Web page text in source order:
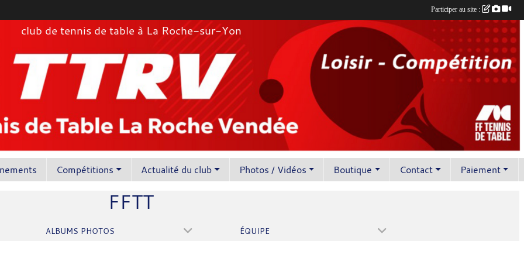
club de tennis de table à La Roche-sur-Yon
Compétitions Actualité du club Photos / Vidéos Boutique Contact Paiement
FFTT
ALBUMS PHOTOS ÉQUIPE
Participer au site :